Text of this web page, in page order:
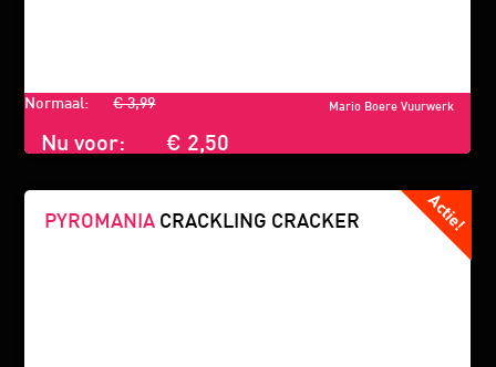
Mario Boere Vuurwerk
Normaal: € 3,99
Nu voor: € 2,50
PYROMANIA CRACKLING CRACKER